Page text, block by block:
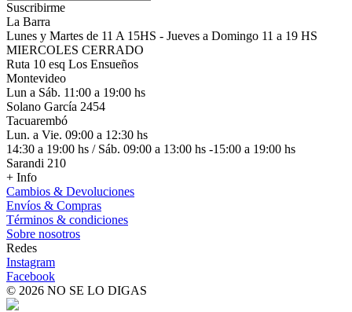
Suscribirme
La Barra
Lunes y Martes de 11 A 15HS - Jueves a Domingo 11 a 19 HS
MIERCOLES CERRADO
Ruta 10 esq Los Ensueños
Montevideo
Lun a Sáb. 11:00 a 19:00 hs
Solano García 2454
Tacuarembó
Lun. a Vie. 09:00 a 12:30 hs
14:30 a 19:00 hs / Sáb. 09:00 a 13:00 hs -15:00 a 19:00 hs
Sarandi 210
+ Info
Cambios & Devoluciones
Envíos & Compras
Términos & condiciones
Sobre nosotros
Redes
Instagram
Facebook
© 2026 NO SE LO DIGAS